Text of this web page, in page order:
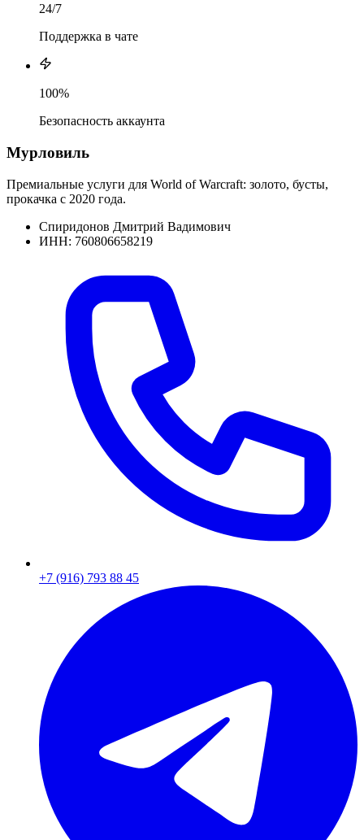
24/7
Поддержка в чате
100%
Безопасность аккаунта
Мурловиль
Премиальные услуги для World of Warcraft: золото, бусты,
прокачка с 2020 года.
Спиридонов Дмитрий Вадимович
ИНН: 760806658219
+7 (916) 793 88 45